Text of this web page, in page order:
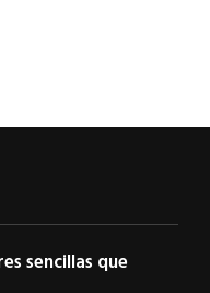
sencillas que